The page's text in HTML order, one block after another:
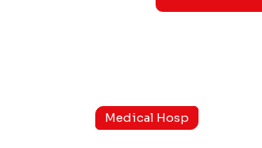
Medical Hosp